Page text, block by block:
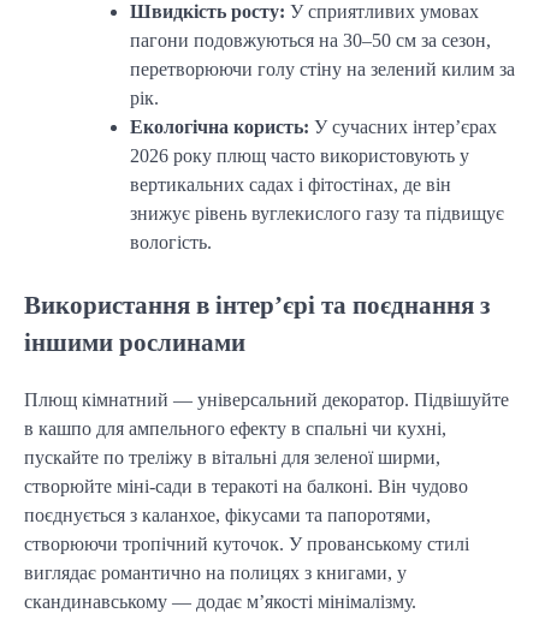
Швидкість росту: У сприятливих умовах
пагони подовжуються на 30–50 см за сезон,
перетворюючи голу стіну на зелений килим за
рік.
Екологічна користь: У сучасних інтер’єрах
2026 року плющ часто використовують у
вертикальних садах і фітостінах, де він
знижує рівень вуглекислого газу та підвищує
вологість.
Використання в інтер’єрі та поєднання з
іншими рослинами
Плющ кімнатний — універсальний декоратор. Підвішуйте
в кашпо для ампельного ефекту в спальні чи кухні,
пускайте по треліжу в вітальні для зеленої ширми,
створюйте міні-сади в теракоті на балконі. Він чудово
поєднується з каланхое, фікусами та папоротями,
створюючи тропічний куточок. У прованському стилі
виглядає романтично на полицях з книгами, у
скандинавському — додає м’якості мінімалізму.